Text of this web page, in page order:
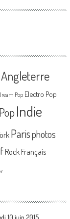
Angleterre
Pop Electro Pop
Indie
Parisphotos
Rock Français
10 juin 2015